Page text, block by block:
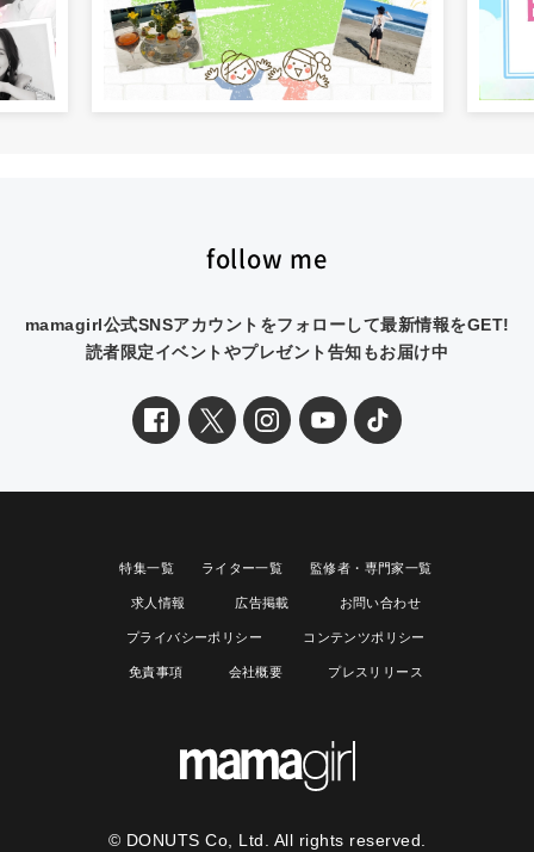
follow me
mamagirl公式SNSアカウントをフォローして最新情報をGET!
読者限定イベントやプレゼント告知もお届け中
特集一覧 ライター一覧 監修者・専門家一覧
求人情報 広告掲載 お問い合わせ
プライバシーポリシー コンテンツポリシー
免責事項 会社概要 プレスリリース
© DONUTS Co, Ltd. All rights reserved.